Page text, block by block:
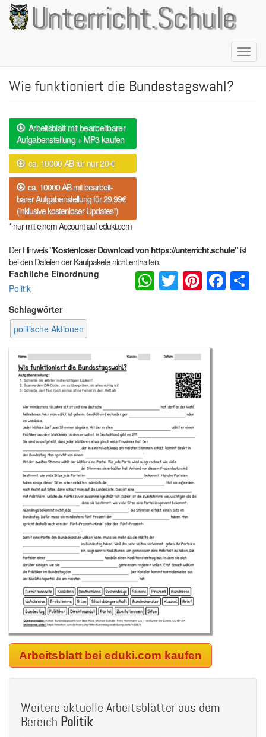
Direkt
zum
Inhalt
Unterricht.Schule
Wie funktioniert die Bundestagswahl?
Arbeitsblatt mit bearbeitbarer
Aufgabenstellung + MP3 kaufen
ca. 10000 AB für nur 20 €
ca. 10000 AB mit bearbeit-
barer Aufgabenstellung für 29,99€
(inklusive kostenloser Updates*)
* nur mit einem Account auf eduki.com
Der Hinweis"Kostenloser Download von https://unterricht.schule"ist
bei den Dateien der Kaufpakete nicht enthalten.
Fachliche Einordnung
Politik
Schlagwörter
politische Aktionen
WhatsApp
Twitter
Arbeitsblatt bei eduki.com kaufen
Weitere aktuelle Arbeitsblätter aus dem
Bereich Politik: